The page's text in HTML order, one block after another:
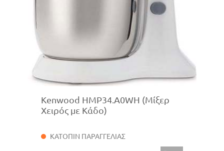
Kenwood HMP34.A0WH (Μίξερ
Χειρός με Κάδο)
ΚΑΤΟΠΙΝ ΠΑΡΑΓΓΕΛΙΑΣ